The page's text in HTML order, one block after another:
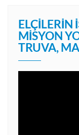
ELÇILERIN
MISYON
TRUVA,